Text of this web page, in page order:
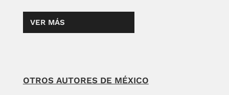
VER MÁS
OTROS AUTORES DE MÉXICO